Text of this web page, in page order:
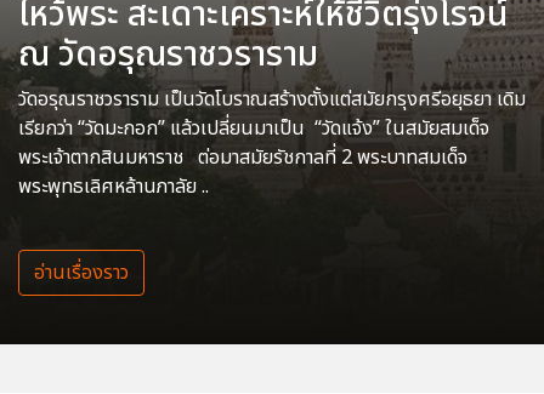
ไหว้พระ สะเดาะเคราะห์ให้ชีวิตรุ่งโรจน์
ณ วัดอรุณราชวราราม
วัดอรุณราชวราราม เป็นวัดโบราณสร้างตั้งแต่สมัยกรุงศรีอยุธยา เดิม
เรียกว่า “วัดมะกอก” แล้วเปลี่ยนมาเป็น “วัดแจ้ง” ในสมัยสมเด็จ
พระเจ้าตากสินมหาราช ต่อมาสมัยรัชกาลที่ 2 พระบาทสมเด็จ
พระพุทธเลิศหล้านภาลัย ..
อ่านเรื่องราว